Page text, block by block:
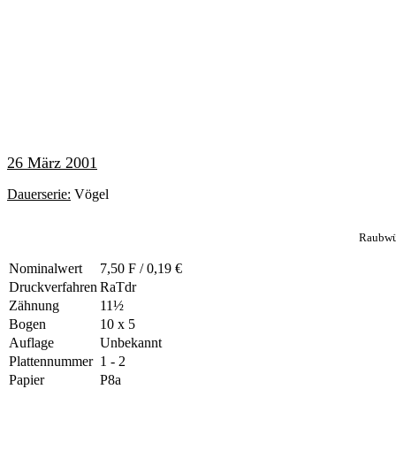
26 März 2001
Dauerserie: Vögel
Nominalwert
7,50 F / 0,19 €
Druckverfahren RaTdr
Zähnung
11½
Bogen
10 x 5
Auflage
Unbekannt
Plattennummer 1 - 2
Papier
P8a